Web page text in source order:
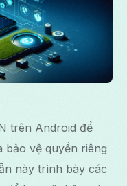
trên Android để
bảo vệ quyền riêng
này trình bày các